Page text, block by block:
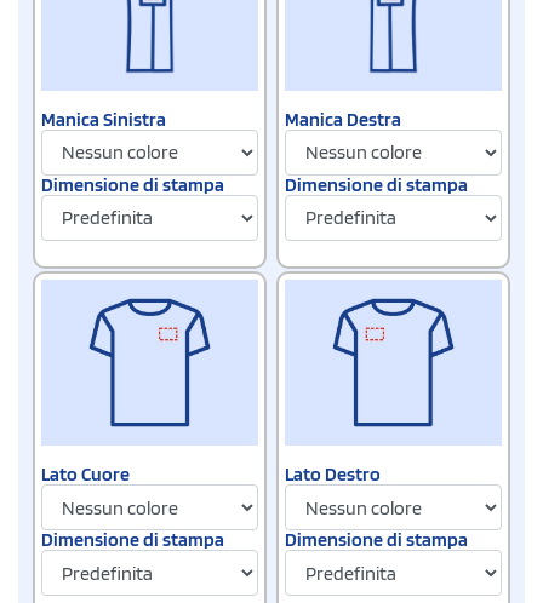
Manica Sinistra
Dimensione di stampa
Manica Destra
Dimensione di stampa
Lato Cuore
Dimensione di stampa
Lato Destro
Dimensione di stampa